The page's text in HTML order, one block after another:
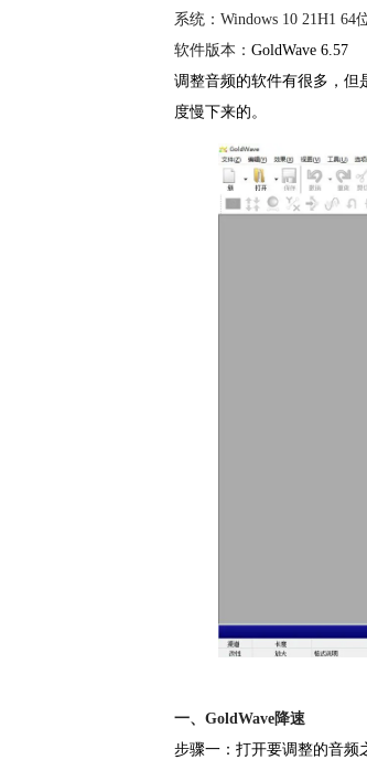
系统：Windows 10 21H1 64
软件版本：GoldWave 6.57
调整音频的软件有很多，但
度慢下来的。
一、GoldWave降速
步骤一：打开要调整的音频